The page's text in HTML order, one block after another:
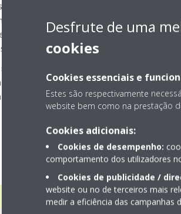
adequado (ar condicionado, ventilação,
de purificação do ar), é possível filtrar os
do ar, como pólen, fungos, poeiras de
vírus e germes.
pequenas forem as partículas, mais
saúde, por isso são categorizadas
Desfrute de uma
cookies
Cookies essenciais e
Estes são respectivamente
website bem como na prestação
Cookies adicionais:
Cookies de desempenho:
comportamento dos utilizadores
Cookies de publicidade /
website ou no de terceiros mais
medir a eficiência das campanhas